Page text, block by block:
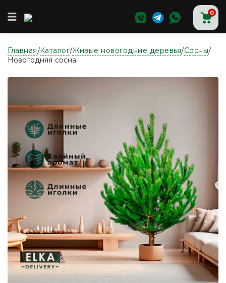
0
Главная
Магазин
О нас
Контакты
Аксессуары для новогодних ёлок
Ёлки
Живые новогодние деревья
Подарочные ёлочки
Главная/Каталог/Живые новогодние деревья/Сосны/
Новогодняя сосна